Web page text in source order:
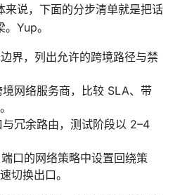
来说，下面的分步清单就是把话
Yup。
界，列出允许的跨境路径与禁
网络服务商，比较 SLA、带
冗余路由，测试阶段以 2–4
口的网络策略中设置回绕策
切换出口。